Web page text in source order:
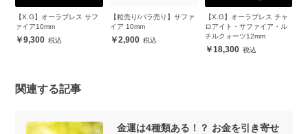
【X.G】オーラブレス サフ
ァイア10mm
9,300
【粒売り/バラ売り】サファ
イア 10mm
2,900
【X.G】オーラブレス チャ
ロアイト・サファイア・ル
チルクォーツ12mm
18,300
関連する記事
金運は4種類ある！？ お金を引き寄せ